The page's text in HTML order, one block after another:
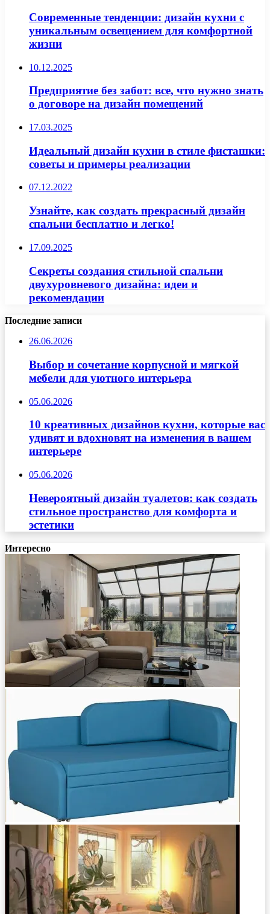
Современные тенденции: дизайн кухни с
уникальным освещением для комфортной
жизни
10.12.2025
Предприятие без забот: все, что нужно знать
о договоре на дизайн помещений
17.03.2025
Идеальный дизайн кухни в стиле фисташки:
советы и примеры реализации
07.12.2022
Узнайте, как создать прекрасный дизайн
спальни бесплатно и легко!
17.09.2025
Секреты создания стильной спальни
двухуровневого дизайна: идеи и
рекомендации
Последние записи
26.06.2026
Выбор и сочетание корпусной и мягкой
мебели для уютного интерьера
05.06.2026
10 креативных дизайнов кухни, которые вас
удивят и вдохновят на изменения в вашем
интерьере
05.06.2026
Невероятный дизайн туалетов: как создать
стильное пространство для комфорта и
эстетики
Интересно